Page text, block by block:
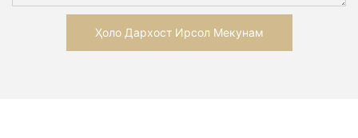
Ҳоло Дархост Ирсол Мекунам